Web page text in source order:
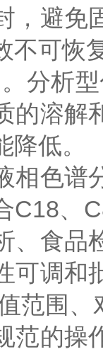
，避免
不可恢
析型
的溶解
低。
色谱分
C18、
、食品
可调和
范围
范的操